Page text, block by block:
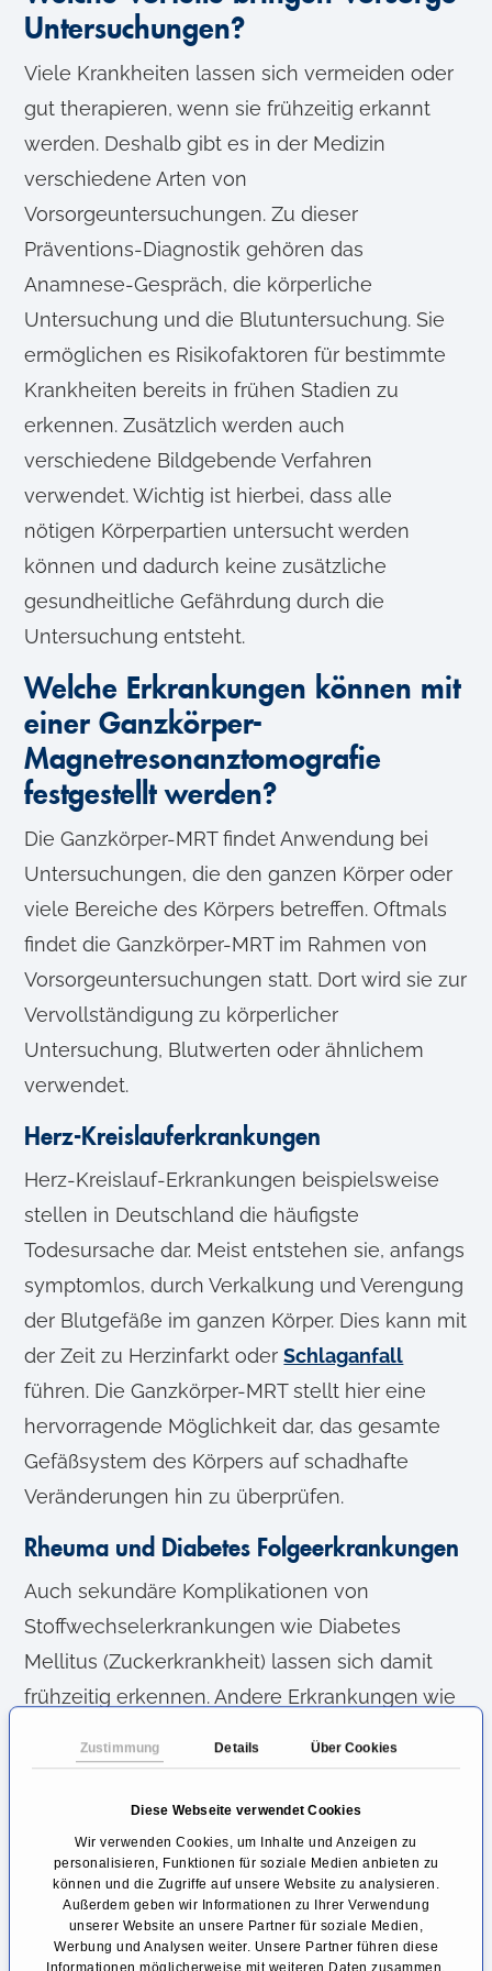
Zustimmung Details Über Cookies
Diese Webseite verwendet Cookies
Wir verwenden Cookies, um Inhalte und Anzeigen zu
personalisieren, Funktionen für soziale Medien anbieten zu
können und die Zugriffe auf unsere Website zu analysieren.
Außerdem geben wir Informationen zu Ihrer Verwendung
unserer Website an unsere Partner für soziale Medien,
Werbung und Analysen weiter. Unsere Partner führen diese
Informationen möglicherweise mit weiteren Daten zusammen,
Untersuchungen?
Viele Krankheiten lassen sich vermeiden oder
gut therapieren, wenn sie frühzeitig erkannt
werden. Deshalb gibt es in der Medizin
verschiedene Arten von
Vorsorgeuntersuchungen. Zu dieser
Präventions-Diagnostik gehören das
Anamnese-Gespräch, die körperliche
Untersuchung und die Blutuntersuchung. Sie
ermöglichen es Risikofaktoren für bestimmte
Krankheiten bereits in frühen Stadien zu
erkennen. Zusätzlich werden auch
verschiedene Bildgebende Verfahren
verwendet. Wichtig ist hierbei, dass alle
nötigen Körperpartien untersucht werden
können und dadurch keine zusätzliche
gesundheitliche Gefährdung durch die
Untersuchung entsteht.
Welche Erkrankungen können mit
einer Ganzkörper-
Magnetresonanztomografie
festgestellt werden?
Die Ganzkörper-MRT findet Anwendung bei
Untersuchungen, die den ganzen Körper oder
viele Bereiche des Körpers betreffen. Oftmals
findet die Ganzkörper-MRT im Rahmen von
Vorsorgeuntersuchungen statt. Dort wird sie zur
Vervollständigung zu körperlicher
Untersuchung, Blutwerten oder ähnlichem
verwendet.
Herz-Kreislauferkrankungen
Herz-Kreislauf-Erkrankungen beispielsweise
stellen in Deutschland die häufigste
Todesursache dar. Meist entstehen sie, anfangs
symptomlos, durch Verkalkung und Verengung
der Blutgefäße im ganzen Körper. Dies kann mit
der Zeit zu Herzinfarkt oderSchlaganfall
führen. Die Ganzkörper-MRT stellt hier eine
hervorragende Möglichkeit dar, das gesamte
Gefäßsystem des Körpers auf schadhafte
Veränderungen hin zu überprüfen.
Rheuma und Diabetes Folgeerkrankungen
Auch sekundäre Komplikationen von
Stoffwechselerkrankungen wie Diabetes
Mellitus (Zuckerkrankheit) lassen sich damit
frühzeitig erkennen. Andere Erkrankungen wie
des Körpers befallen, kann das Ganzkörper-
MRT innerhalb einer einzigen Sitzung abklären.
Krebserkrankungen
Ein weiterer Grund für die Ganzkörper-MRT
liegt in der Diagnose bösartiger